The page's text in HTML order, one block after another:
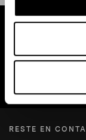
Trouvez une
RESTE EN